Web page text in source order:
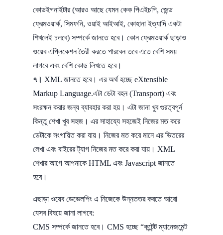
কোডইগনাইটার (আরও আছে যেমন কেক পিএইচপি, জেন্ড
ফ্রেমওয়ার্ক, সিমফনি, ওয়াই আইআই, কোহানা ইত্যাদি একটা
শিখলেই চলবে) সম্পর্কে জানতে হবে। কোন ফ্রেমওয়ার্ক ছাড়াও
ওয়েব এপ্লিকেশন তৈরী করতে পারবেন তবে এতে বেশি সময়
লাগবে এবং বেশি কোড লিখতে হবে।
৭। XML জানতে হবে। এর অর্থ হচ্ছে eXtensible
Markup Language.এটা ডেটা বহন (Transport) এবং
সংরক্ষন করার জন্য ব্যাবহার করা হয়। এটা জানা খুব গুরত্বপূর্ন
কিন্তু শেখা খুব সহজ। এর সাহায্যে সহজেই নিজের মত করে
ডেটাকে সংগায়িত করা যায়। নিজের মত করে মানে এর ভিতরের
লেখা এবং বাইরের ট্যাগ নিজের মত করে করা যায়। XML
শেখার আগে আপনাকে HTML এবং Javascript জানতে
হবে।
এছাড়া ওয়েব ডেভেলপিং এ নিজেকে উন্নততর করতে আরো
যেসব বিষয়ে জানা লাগবে:
CMS সম্পর্কে জানতে হবে। CMS হচ্ছে “কন্টেন্ট ম্যানেজমেন্ট